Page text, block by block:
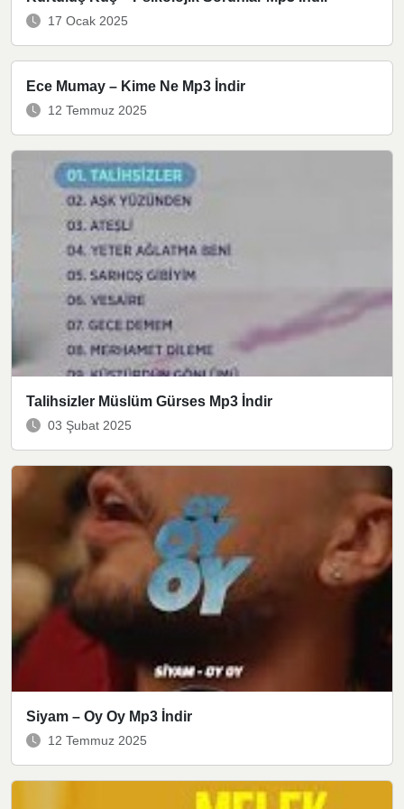
17 Ocak 2025
Ece Mumay – Kime Ne Mp3 İndir
12 Temmuz 2025
Talihsizler Müslüm Gürses Mp3 İndir
03 Şubat 2025
Siyam – Oy Oy Mp3 İndir
12 Temmuz 2025